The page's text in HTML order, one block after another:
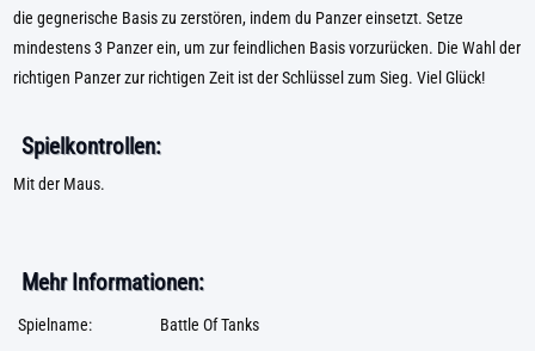
die gegnerische Basis zu zerstören, indem du Panzer einsetzt. Setze
mindestens 3 Panzer ein, um zur feindlichen Basis vorzurücken. Die Wahl der
richtigen Panzer zur richtigen Zeit ist der Schlüssel zum Sieg. Viel Glück!
Spielkontrollen:
Mit der Maus.
Mehr Informationen:
Spielname:
Battle Of Tanks